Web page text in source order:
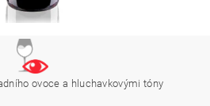
ovoce a hluchavkovými tóny